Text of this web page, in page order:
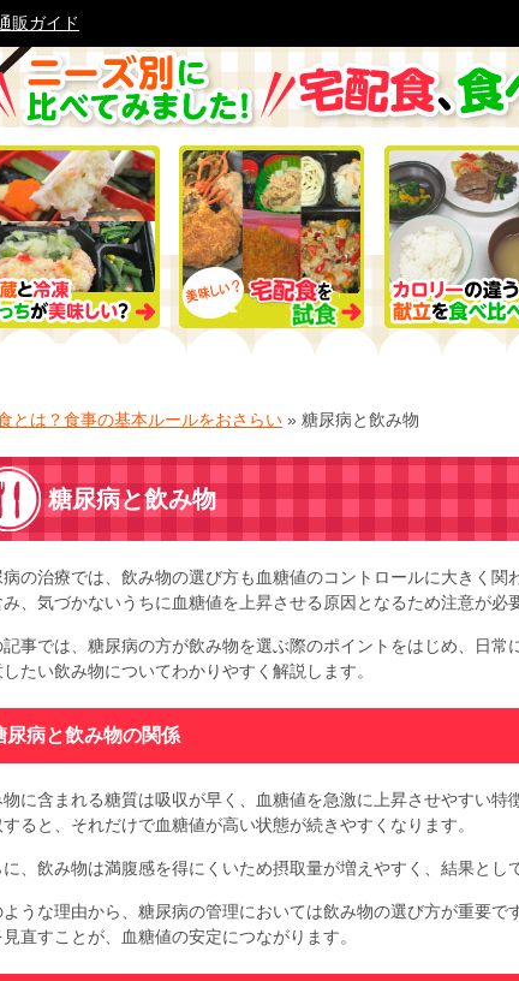
販ガイド
とは？食事の基本ルールをおさらい » 糖尿病と飲み物
糖尿病と飲み物
病の治療では、飲み物の選び方も血糖値のコントロールに大きく関
み、気づかないうちに血糖値を上昇させる原因となるため注意が必
記事では、糖尿病の方が飲み物を選ぶ際のポイントをはじめ、日常
たい飲み物についてわかりやすく解説します。
尿病と飲み物の関係
物に含まれる糖質は吸収が早く、血糖値を急激に上昇させやすい特
ると、それだけで血糖値が高い状態が続きやすくなります。
に、飲み物は満腹感を得にくいため摂取量が増えやすく、結果とし
ような理由から、糖尿病の管理においては飲み物の選び方が重要で
直すことが、血糖値の安定につながります。